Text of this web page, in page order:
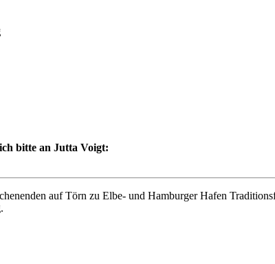
bitte an Jutta Voigt:
auf Törn zu Elbe- und Hamburger Hafen